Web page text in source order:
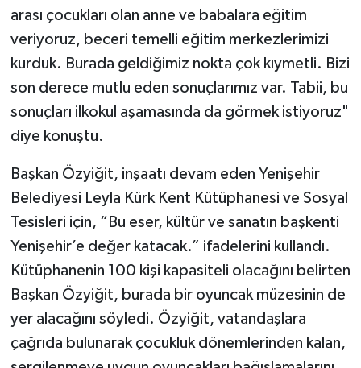
arası çocukları olan anne ve babalara eğitim
veriyoruz, beceri temelli eğitim merkezlerimizi
kurduk. Burada geldiğimiz nokta çok kıymetli. Bizi
son derece mutlu eden sonuçlarımız var. Tabii, bu
sonuçları ilkokul aşamasında da görmek istiyoruz"
diye konuştu.
Başkan Özyiğit, inşaatı devam eden Yenişehir
Belediyesi Leyla Kürk Kent Kütüphanesi ve Sosyal
Tesisleri için, “Bu eser, kültür ve sanatın başkenti
Yenişehir’e değer katacak.” ifadelerini kullandı.
Kütüphanenin 100 kişi kapasiteli olacağını belirten
Başkan Özyiğit, burada bir oyuncak müzesinin de
yer alacağını söyledi. Özyiğit, vatandaşlara
çağrıda bulunarak çocukluk dönemlerinden kalan,